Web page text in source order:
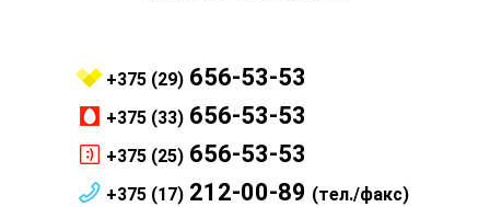
+375 (29) 656-53-53
+375 (33) 656-53-53
+375 (25) 656-53-53
+375 (17) 212-00-89 (тел./факс)